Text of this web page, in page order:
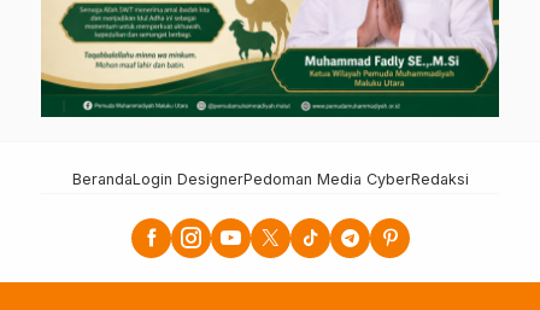
BerandaLogin DesignerPedoman Media CyberRedaksi